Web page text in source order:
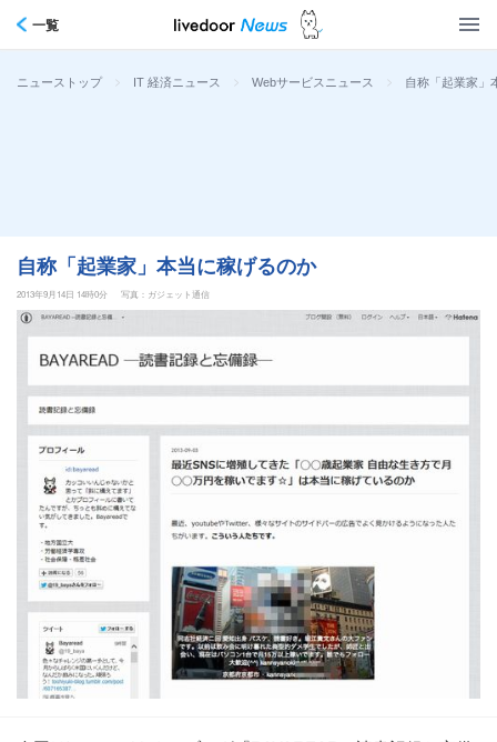
一覧
ニューストップ > IT 経済ニュース > Webサービスニュース > 自称「起業家」
自称「起業家」本当に稼げるのか
2013年9月14日 14時0分 写真：ガジェット通信